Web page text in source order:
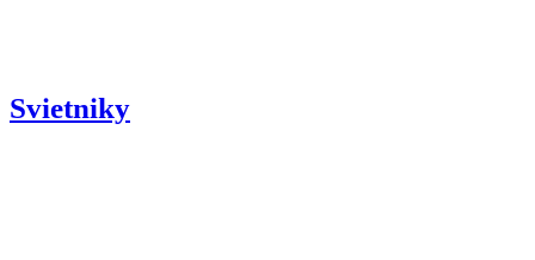
Svietniky